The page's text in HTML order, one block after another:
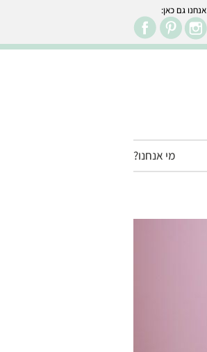
אנחנו גם כאן:
מי אנחנו?